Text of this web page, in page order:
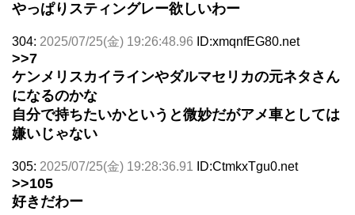
やっぱりスティングレー欲しいわー
304: 2025/07/25(金) 19:26:48.96 ID:xmqnfEG80.net
>>7
ケンメリスカイラインやダルマセリカの元ネタさん
になるのかな
自分で持ちたいかというと微妙だがアメ車としては
嫌いじゃない
305: 2025/07/25(金) 19:28:36.91 ID:CtmkxTgu0.net
>>105
好きだわー